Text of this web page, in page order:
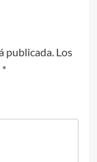
publicada. Los
*